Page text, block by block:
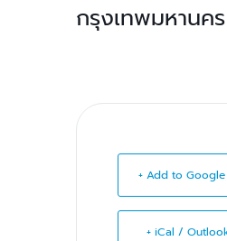
กรุงเทพมหานค
+ Add to
+ iCal /